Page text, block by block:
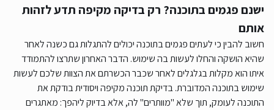
ישנם פגמים בתוכנה? רק בדיקה מקיפה תדע לזהות
אותם
חשוב להבין כי לעתים פגמים בתוכנה יכולים להתגלות גם כשנה לאחר
שהיא הושקה והחלו לעשות בה שימוש. הדבר האחרון שתרצו להתמודד
איתו הוא מקלות בגלגלים לאחר שכבר הכשרתם את הצוות שלכם לעשות
שימוש בתוכנה המדוברת. בדיקת תוכנה מקיפה ויסודית בודקת את
התוכנה לעומק, תוך שלא "מוותרים" לה, אלא בדיוק ליהפך: מאתגרים